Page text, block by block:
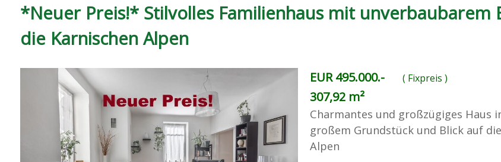
*Neuer Preis!* Stilvolles Familienhaus mit unverbaubarem
die Karnischen Alpen
EUR 495.000.- ( Fixpreis )
307,92 m²
Charmantes und großzügiges Haus
großem Grundstück und Blick auf
Alpen